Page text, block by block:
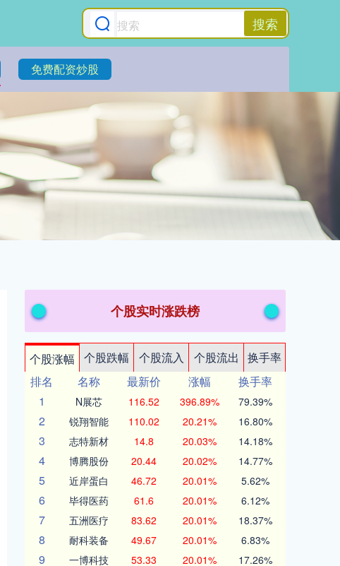
搜索
免费配资炒股
个股实时涨跌榜
个股涨幅 个股跌幅 个股流入 个股流出
换手率
排名
名称 最新价 涨幅
换手率
1
N展芯 116.52 396.89% 79.39%
2 锐翔智能 110.02 20.21% 16.80%
3 志特新材 14.8 20.03% 14.18%
4 博腾股份 20.44 20.02% 14.77%
5 近岸蛋白 46.72 20.01% 5.62%
6 毕得医药 61.6 20.01% 6.12%
7 五洲医疗 83.62 20.01% 18.37%
8 耐科装备 49.67 20.01% 6.83%
9 一博科技 53.33 20.01% 17.26%